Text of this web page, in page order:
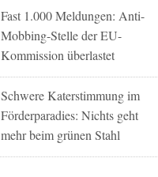
Fast 1.000 Meldungen: Anti-
Mobbing-Stelle der EU-
Kommission überlastet
Schwere Katerstimmung im
Förderparadies: Nichts geht
mehr beim grünen Stahl